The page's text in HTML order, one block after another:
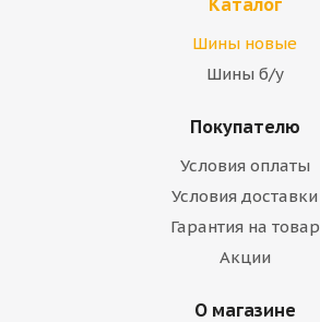
Каталог
Шины новые
Шины б/у
Покупателю
Условия оплаты
Условия доставки
Гарантия на товар
Акции
О магазине